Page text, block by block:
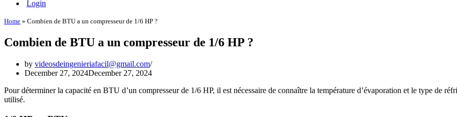
Login
Home » Combien de BTU a un compresseur de 1/6 HP ?
Combien de BTU a un compresseur de 1/6 HP ?
by videosdeingenieriafacil@gmail.com
December 27, 2024December 27, 2024
Pour déterminer la capacité en BTU d’un compresseur de 1/6 HP, il est nécessaire de connaître la température d’évaporation et le type de
utilisé.